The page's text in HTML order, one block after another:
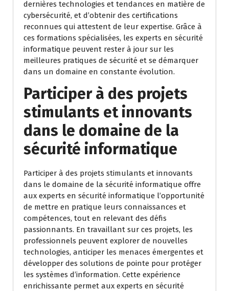
dernières technologies et tendances en matière de
cybersécurité, et d’obtenir des certifications
reconnues qui attestent de leur expertise. Grâce à
ces formations spécialisées, les experts en sécurité
informatique peuvent rester à jour sur les
meilleures pratiques de sécurité et se démarquer
dans un domaine en constante évolution.
Participer à des projets
stimulants et innovants
dans le domaine de la
sécurité informatique
Participer à des projets stimulants et innovants
dans le domaine de la sécurité informatique offre
aux experts en sécurité informatique l’opportunité
de mettre en pratique leurs connaissances et
compétences, tout en relevant des défis
passionnants. En travaillant sur ces projets, les
professionnels peuvent explorer de nouvelles
technologies, anticiper les menaces émergentes et
développer des solutions de pointe pour protéger
les systèmes d’information. Cette expérience
enrichissante permet aux experts en sécurité